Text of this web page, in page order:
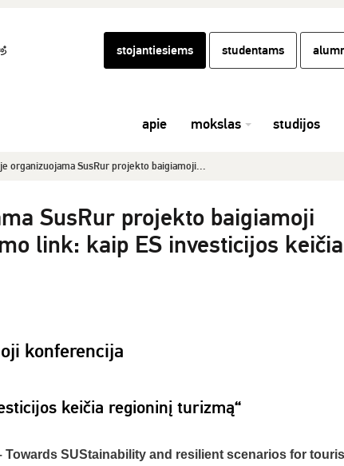
stojantiesiems studentams
apie mokslas studijos
organizuojama SusRur projekto baigiamoji...
SusRur projekto baigiamoji
link: kaip ES investicijos keičia
konferencija
keičia regioninį turizmą“
Towards SUStainability and resilient scenarios for